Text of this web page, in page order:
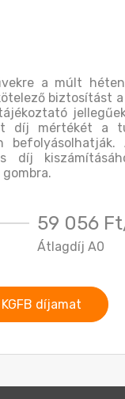
a múlt
biztosítást
díj mértékét a
díj
59 056
Átlagdíj A0
díjamat